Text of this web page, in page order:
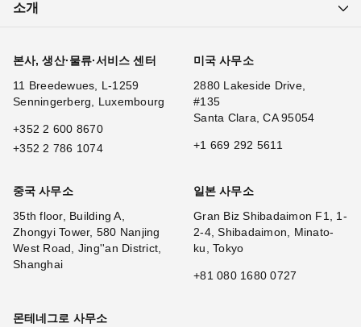
소개
본사, 생산·물류·서비스 센터
11 Breedewues, L-1259
Senningerberg, Luxembourg
+352 2 600 8670
+352 2 786 1074
미국 사무소
2880 Lakeside Drive,
#135
Santa Clara, CA 95054
+1 669 292 5611
중국 사무소
35th floor, Building A,
Zhongyi Tower, 580 Nanjing
West Road, Jing''an District,
Shanghai
일본 사무소
Gran Biz Shibadaimon F1, 1-
2-4, Shibadaimon, Minato-
ku, Tokyo
+81 080 1680 0727
몬테네그로 사무소